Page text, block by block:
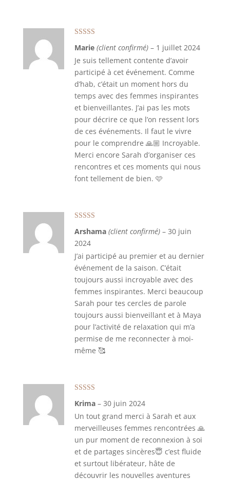
Marie (client confirmé) – 1 juillet 2024
Je suis tellement contente d’avoir
participé à cet événement. Comme
d’hab, c’était un moment hors du
temps avec des femmes inspirantes
et bienveillantes. J’ai pas les mots
pour décrire ce que l’on ressent lors
de ces événements. Il faut le vivre
pour le comprendre 🙏🏼 Incroyable.
Merci encore Sarah d’organiser ces
rencontres et ces moments qui nous
font tellement de bien. 🩷
Arshama (client confirmé) – 30 juin
2024
J’ai participé au premier et au dernier
événement de la saison. C’était
toujours aussi incroyable avec des
femmes inspirantes. Merci beaucoup
Sarah pour tes cercles de parole
toujours aussi bienveillant et à Maya
pour l’activité de relaxation qui m’a
permise de me reconnecter à moi-
même 🥰
Krima – 30 juin 2024
Un tout grand merci à Sarah et aux
merveilleuses femmes rencontrées 🙏
un pur moment de reconnexion à soi
et de partages sincères😇 c’est fluide
et surtout libérateur, hâte de
découvrir les nouvelles aventures